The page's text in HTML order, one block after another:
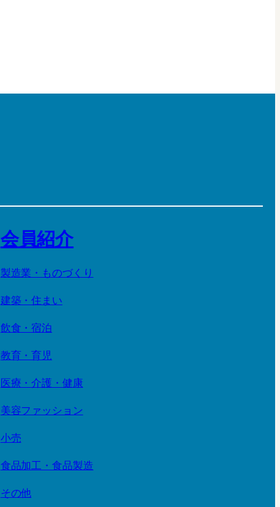
会員紹介
製造業・ものづくり
建築・住まい
飲食・宿泊
教育・育児
医療・介護・健康
美容ファッション
小売
食品加工・食品製造
その他